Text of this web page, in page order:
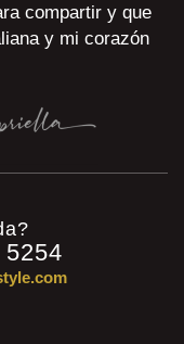
compartir y que
y mi corazón